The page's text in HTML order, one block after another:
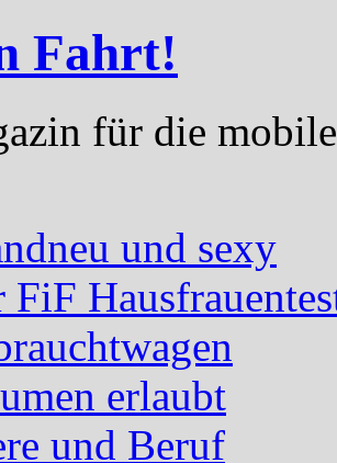
Fahrt!
für die
und sexy
FiF
erlaubt
und Beruf